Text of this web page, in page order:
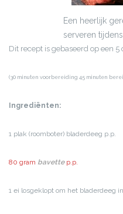
Een heerlijk
serveren
Dit recept is gebaseerd op een
(30 minuten voorbereiding 45 minuten
Ingrediënten:
1 plak (roomboter) bladerdeeg p.p.
80 gram bavettep.p.
1 ei losgeklopt om het bladerdeeg